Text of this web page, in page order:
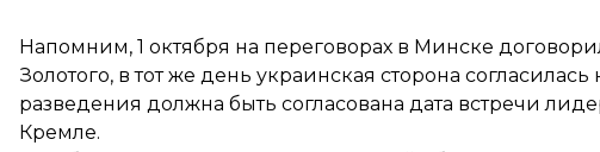
Напомним, 1 октября на переговорах в Минске
Золотого, в тот же день украинская сторона согласилась
разведения должна быть согласована дата встречи
Кремле.